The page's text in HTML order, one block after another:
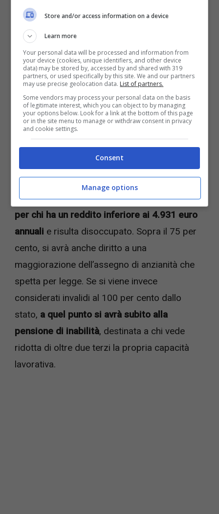
invalidità attestata,si può essere esentati dal
pagamento del ticket, per esami di
diagnostica e assistenza specialistica. Si avrà
inoltre in questo caso anchepriorità
nell’assegnazione di una casa popolare, e si
verrà esentati dall’obbligo di reperibilità per gli
accertamenti sanitari-fiscali riservati a chi è in
malattia dal lavoro.
l’INPS inizia a riconoscere i richiedenticome
soggetti affetti da patologia grave
, e dunque
i benefici aumentano. Si avrà ad esempio
diritto in questo caso all’assegno di invalidità
per chi ha un reddito inferiore ai 4.931 euro
annuali e risulta disoccupato. Sopra il 75 per
cento, si avrà anche diritto a una
maggiorazione dell’assegno di anzianità che
spetta per legge. Se si viene invece
considerati invalidi al 100 per cento dallo
stato, a quel punto si avrà subito alla
pensione di inabilità, destinata a chi vede
ridotta di oltre due terzi la propria capacità
lavorativa.
Store and/or access information on a device
Learn more
Your personal data will be processed and information from
your device (cookies, unique identifiers, and other device
data) may be stored by, accessed by and shared with 319
partners, or used specifically by this site. We and our partners
may use precise geolocation data. List of partners.
Some vendors may process your personal data on the basis
of legitimate interest, which you can object to by managing
your options below. Look for a link at the bottom of this page
or in the site menu to manage or withdraw consent in privacy
and cookie settings.
Consent
Manage options